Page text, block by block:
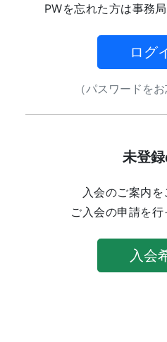
PWを忘れた方は事務
ログ
（パスワードを
未登
入会のご案内を
ご入会の申請を行
入会